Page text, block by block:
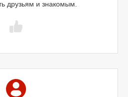
друзьям и знакомым.